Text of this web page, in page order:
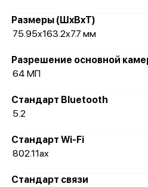
Размеры (ШxВxТ)
75.95x163.2x7.7 мм
Разрешение основной
64 МП
Стандарт Bluetooth
5.2
Стандарт Wi-Fi
802.11ax
Стандарт связи